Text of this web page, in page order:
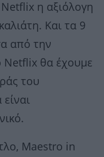
η αξιόλογη
Και τα 9
από την
Νetflix θα έχουμε
του
Maestro in